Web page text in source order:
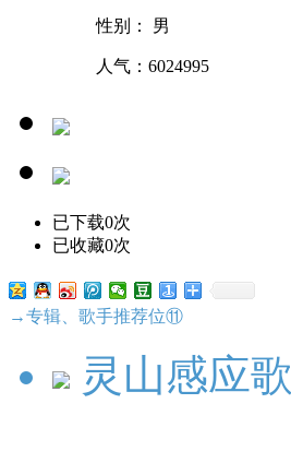
性别： 男
人气： 6024995
已下载0次
已收藏0次
→专辑、歌手推荐位⑪
灵山感应歌